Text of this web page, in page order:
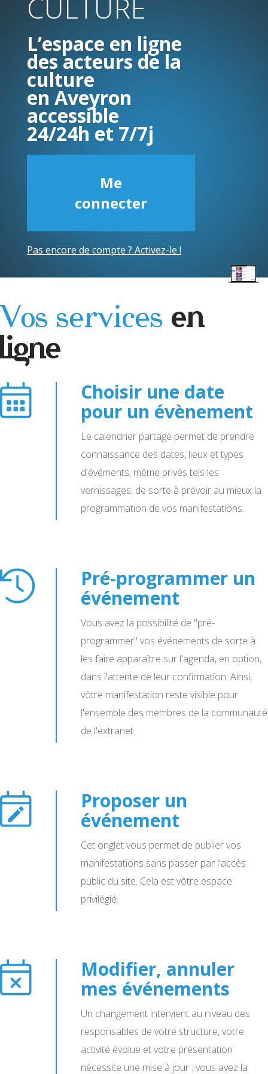
CULTURE
L’espace en ligne
des acteurs de la
culture
en Aveyron
accessible
24/24h et 7/7j
Me
connecter
Pas encore de compte ? Activez-le !
Vos servicesen
ligne
Choisir une date
pour un évènement
Le calendrier partagé permet de prendre
connaissance des dates, lieux et types
d'évéments, même privés tels les
vernissages, de sorte à prévoir au mieux la
programmation de vos manifestations.
Pré-programmer un
événement
Vous avez la possibilité de "pré-
programmer" vos événements de sorte à
les faire apparaître sur l'agenda, en option,
dans l'attente de leur confirmation. Ainsi,
vôtre manifestation reste visible pour
l'ensemble des membres de la communauté
de l'extranet.
Proposer un
événement
Cet onglet vous permet de publier vos
manifestations sans passer par l'accès
public du site. Cela est vôtre espace
privilégié.
Modifier, annuler
mes événements
Un changement intervient au niveau des
responsables de votre structure, votre
activité évolue et votre présentation
nécessite une mise à jour : vous avez la